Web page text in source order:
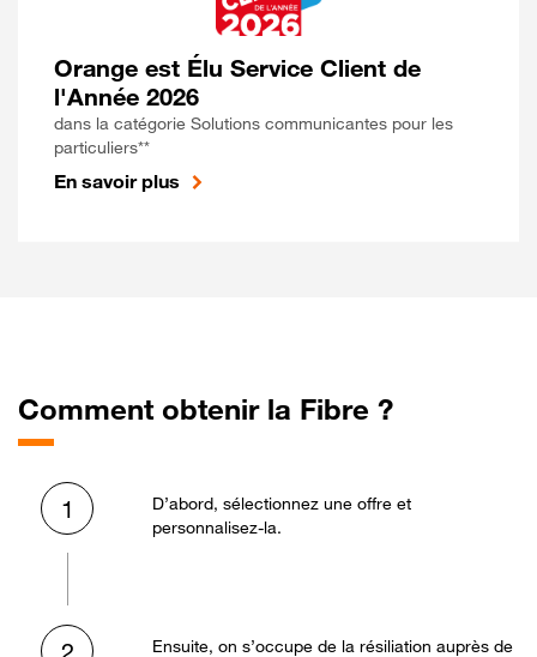
Orange est Élu Service Client de
l'Année 2026
dans la catégorie Solutions communicantes pour les
particuliers**
En savoir plus
Comment obtenir la Fibre ?
1
D’abord, sélectionnez une offre et
personnalisez-la.
Ensuite, on s’occupe de la résiliation auprès de